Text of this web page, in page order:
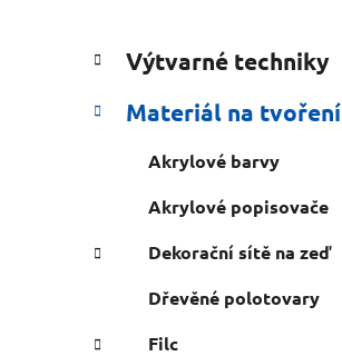
P
o
s
n
a
Přeskočit
kategorie
a
e
e
Výtvarné techniky
Materiál na tvoření
Akrylové barvy
Akrylové popisovače
Dekorační sítě na zeď
Dřevěné polotovary
Filc